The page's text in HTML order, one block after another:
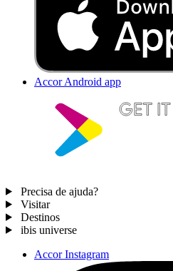
Accor Android app
Precisa de ajuda?
Visitar
Destinos
ibis universe
Accor Instagram